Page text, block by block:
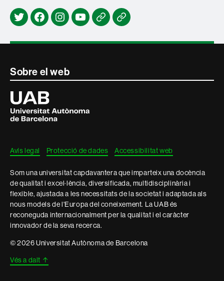
TwitterFacebookInstagram
Youtube
EspaiNotícies
Contacte
informació
legal
Sobre el web
Universitat
Autònoma
de
Barcelona
Avís legal Protecció de dades Accessibilitat web
Som una universitat capdavantera que imparteix una docència
de qualitat i excel·lència, diversificada, multidisciplinària i
flexible, ajustada a les necessitats de la societat i adaptada als
nous models de l'Europa del coneixement. La UAB és
reconeguda internacionalment per la qualitat i el caràcter
innovador de la seva recerca.
© 2026 Universitat Autònoma de Barcelona
Vés a dalt ↑